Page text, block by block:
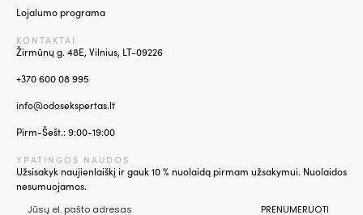
Lojalumo programa
KONTAKTAI
Žirmūnų g. 48E, Vilnius, LT-09226
+370 600 08 995
info@odosekspertas.lt
Pirm-Šešt.: 9:00-19:00
YPATINGOS NAUDOS
Užsisakyk naujienlaiškį ir gauk 10 % nuolaidą pirmam užsakymui. Nuolaidos
nesumuojamos.
PRENUMERUOTI